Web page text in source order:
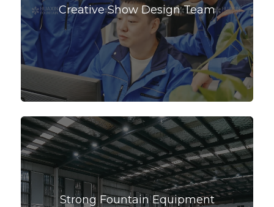
Creative Show Design Team
Strong Fountain Equipment